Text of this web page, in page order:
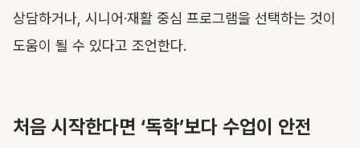
상담하거나, 시니어·재활 중심 프로그램을 선택하는 것이
도움이 될 수 있다고 조언한다.
처음 시작한다면 ‘독학’보다 수업이 안전